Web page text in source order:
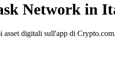
Network in
asset digitali sull'app di